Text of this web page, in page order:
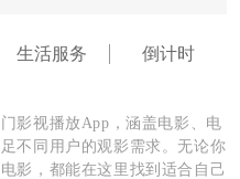
生活服务 倒计时
影视播放App，涵盖电影、电
不同用户的观影需求。无论你
影，都能在这里找到适合自己